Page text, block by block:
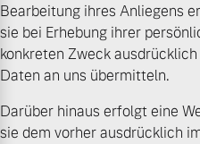
Bearbeitung ihres Anliegens
sie bei Erhebung ihrer
konkreten Zweck
Daten an uns übermitteln.
Darüber hinaus erfolgt eine
sie dem vorher ausdrücklich